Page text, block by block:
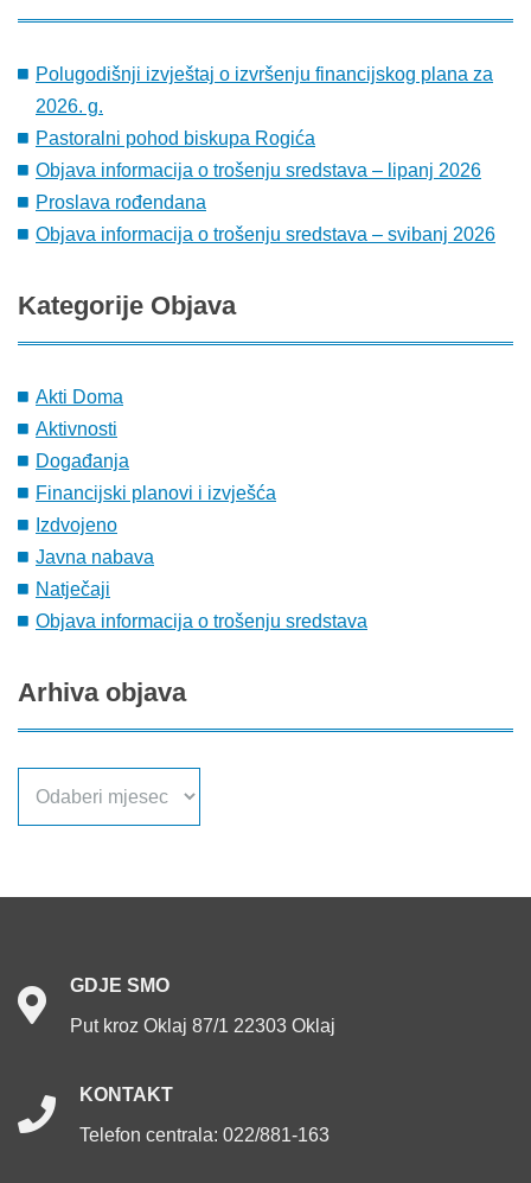
Polugodišnji izvještaj o izvršenju financijskog plana za
2026. g.
Pastoralni pohod biskupa Rogića
Objava informacija o trošenju sredstava – lipanj 2026
Proslava rođendana
Objava informacija o trošenju sredstava – svibanj 2026
Kategorije Objava
Akti Doma
Aktivnosti
Događanja
Financijski planovi i izvješća
Izdvojeno
Javna nabava
Natječaji
Objava informacija o trošenju sredstava
Arhiva objava
GDJE SMO
Put kroz Oklaj 87/1 22303 Oklaj
KONTAKT
Telefon centrala: 022/881-163